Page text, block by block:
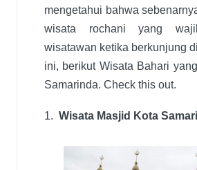
mengetahui bahwa
wisata rochani yang
wisatawan ketika berkunjung
ini, berikut Wisata Bahari
Samarinda. Check this out.
1. Wisata Masjid Kota